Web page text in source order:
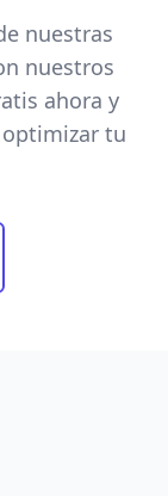
nuestras
nuestros
ahora y
tu